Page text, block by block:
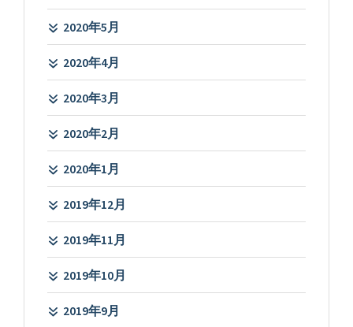
2020年5月
2020年4月
2020年3月
2020年2月
2020年1月
2019年12月
2019年11月
2019年10月
2019年9月